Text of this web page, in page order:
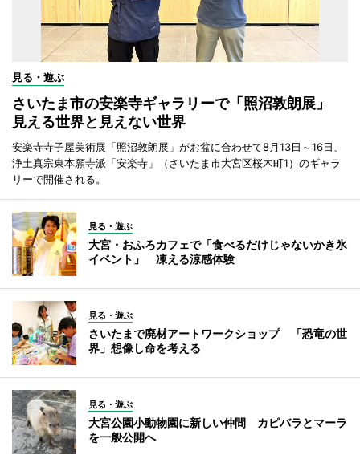
見る・遊ぶ
さいたま市の安楽寺ギャラリーで「照沼敦朗展」
見える世界と見えない世界
安楽寺寺子屋美術展「照沼敦朗展」がお盆に合わせて8月13日～16日、
浄土真宗東本願寺派「安楽寺」（さいたま市大宮区桜木町1）のギャラ
リーで開催される。
見る・遊ぶ
大宮・おふろカフェで「食べるだけじゃないかき氷
イベント」 凍える涼感体験
見る・遊ぶ
さいたまで廃材アートワークショップ 「恐竜の世
界」想像し命を考える
見る・遊ぶ
大宮公園小動物園に新しい仲間 カピバラとマーラ
を一般公開へ